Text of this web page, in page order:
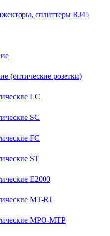
сплиттеры RJ45
(оптические розетки)
LC
SC
FC
ST
E2000
MT-RJ
MPO-MTP